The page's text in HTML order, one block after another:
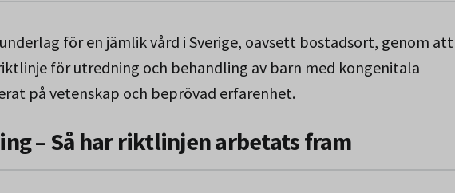
för en jämlik vård i Sverige, oavsett bostadsort, genom att
för utredning och behandling av barn med kongenitala
på vetenskap och beprövad erfarenhet.
– Så har riktlinjen arbetats fram